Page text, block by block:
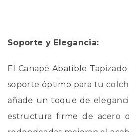
Soporte y Elegancia:
El Canapé Abatible
soporte óptimo para tu
añade un toque de
estructura firme de acero